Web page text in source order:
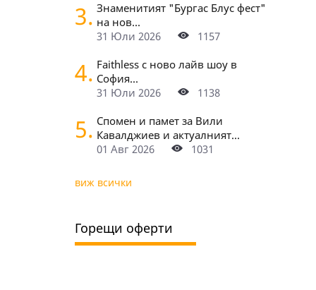
3. Знаменитият "Бургас Блус фест"
на нов...
31 Юли 2026
1157
4. Faithless с ново лайв шоу в
София...
31 Юли 2026
1138
5. Спомен и памет за Вили
Кавалджиев и актуалният...
01 Авг 2026
1031
виж всички
Горещи оферти